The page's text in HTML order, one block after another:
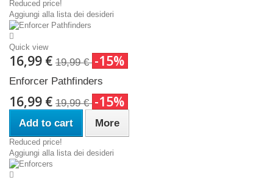
Reduced price!
Aggiungi alla lista dei desideri
Quick view
16,99 € 19,99 € -15%
Enforcer Pathfinders
16,99 € 19,99 € -15%
Add to cart More
Reduced price!
Aggiungi alla lista dei desideri